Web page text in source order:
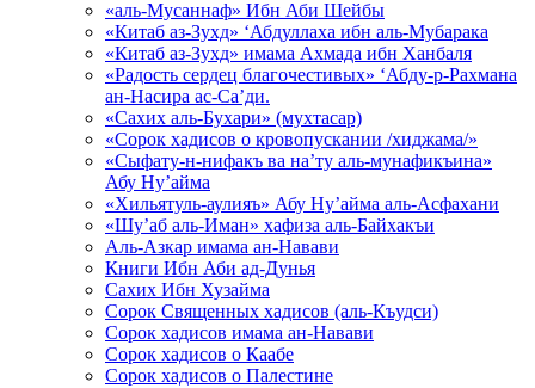
«аль-Мусаннаф» Ибн Аби Шейбы
«Китаб аз-Зухд» ‘Абдуллаха ибн аль-Мубарака
«Китаб аз-Зухд» имама Ахмада ибн Ханбаля
«Радость сердец благочестивых» ‘Абду-р-Рахмана
ан-Насира ас-Са’ди.
«Сахих аль-Бухари» (мухтасар)
«Сорок хадисов о кровопускании /хиджама/»
«Сыфату-н-нифакъ ва на’ту аль-мунафикъина»
Абу Ну’айма
«Хильятуль-аулияъ» Абу Ну’айма аль-Асфахани
«Шу’аб аль-Иман» хафиза аль-Байхакъи
Аль-Азкар имама ан-Навави
Книги Ибн Аби ад-Дунья
Сахих Ибн Хузайма
Сорок Священных хадисов (аль-Къудси)
Сорок хадисов имама ан-Навави
Сорок хадисов о Каабе
Сорок хадисов о Палестине